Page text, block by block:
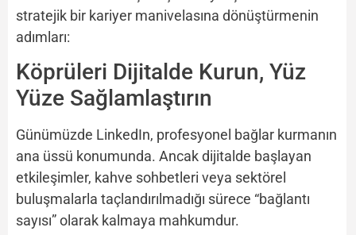
stratejik bir kariyer manivelasına dönüştürmenin
adımları:
Köprüleri Dijitalde Kurun, Yüz
Yüze Sağlamlaştırın
Günümüzde LinkedIn, profesyonel bağlar kurmanın
ana üssü konumunda. Ancak dijitalde başlayan
etkileşimler, kahve sohbetleri veya sektörel
buluşmalarla taçlandırılmadığı sürece “bağlantı
sayısı” olarak kalmaya mahkumdur.